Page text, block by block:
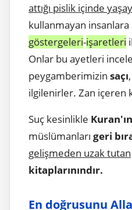
attığı pislik içinde
kullanmayan insanlara
göstergeleri-işaretleri
Onlar bu ayetleri
peygamberimizin saçı,
ilgilenirler. Zan içeren
Suç kesinlikle Kuran'ın
müslümanları geri
gelişmeden uzak tutan
kitaplarınındır.
En doğrusunu